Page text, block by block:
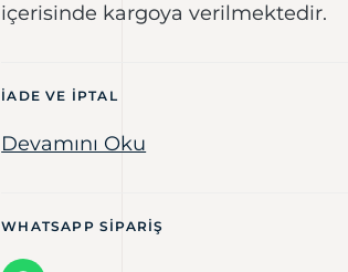
içerisinde kargoya verilmektedir.
IADE VE IPTAL
Devamını Oku
WHATSAPP SIPARIŞ